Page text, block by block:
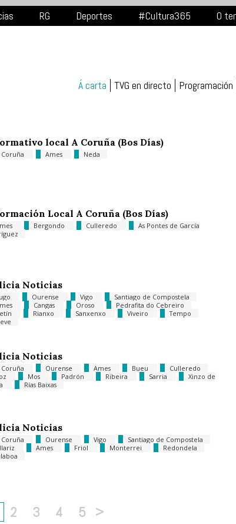
RG Deportes #Cultura365 O
Á carta TVG en directo Programación
local A Coruña (Bos Días)
Coruña Ames Neda
Local A Coruña (Bos Días)
Bergondo Culleredo
As Pontes de García
Noticias
Ourense Vigo
Santiago de Compostela
Cangas Oroso
Pedrafita do Cebreiro
Rianxo Sanxenxo Viveiro
Tempo
Noticias
Coruña Ourense Ames Bueu
Culleredo
Mos Padrón Ribeira Sarria
Xinzo de
Rías Baixas
Noticias
Coruña Ourense Vigo
Santiago de Compostela
Ames Friol Monterrei
Redondela
2 3 4 5 >